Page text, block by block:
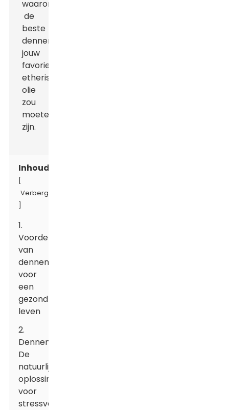
Inhoudsopgave
Verbergen
1.
Voordelen
van
dennenolie
voor
een
gezond
leven
2.
Dennenolie:
De
natuurlijke
oplossing
voor
stressverlichting